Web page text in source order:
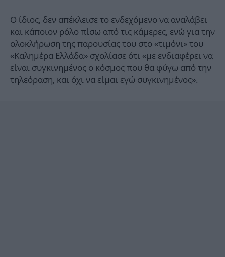
Ο ίδιος, δεν απέκλεισε το ενδεχόμενο να αναλάβει
και κάποιον ρόλο πίσω από τις κάμερες, ενώ γιατην
ολοκλήρωση της παρουσίας του στο «τιμόνι» του
«Καλημέρα Ελλάδα» σχολίασε ότι «με ενδιαφέρει να
είναι συγκινημένος ο κόσμος που θα φύγω από την
τηλεόραση, και όχι να είμαι εγώ συγκινημένος».